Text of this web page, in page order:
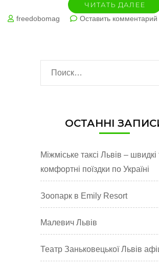
ЧИТАТЬ ДАЛЕЕ
freedobomag
Оставить комментарий
Найти:
ОСТАННІ
Міжміське таксі Львів – швидкі
комфортні поїздки по Україні
Зоопарк в Emily Resort
Малевич Львів
Театр Заньковецької Львів